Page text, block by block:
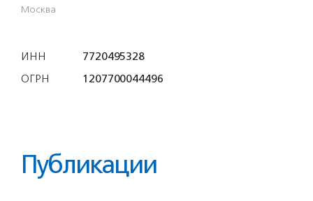
Москва
ИНН
7720495328
ОГРН
1207700044496
Публикации